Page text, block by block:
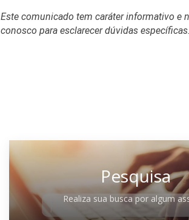
Este comunicado tem caráter informativo e
conosco para esclarecer dúvidas específicas.
Pesquisa
Realiza sua busca por algum